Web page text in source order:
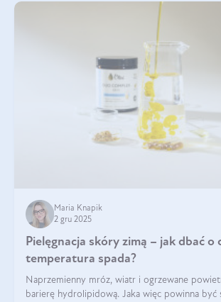
Maria Knapik
2 gru 2025
Pielęgnacja skóry zimą – jak dbać o
temperatura spada?
Naprzemienny mróz, wiatr i ogrzewane
barierę hydrolipidową. Jaka więc powinna być